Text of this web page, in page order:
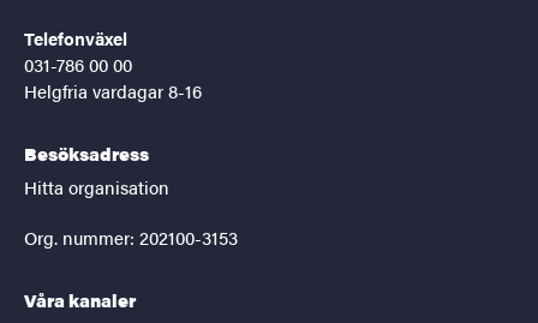
Telefonväxel
031-786 00 00
Helgfria vardagar 8-16
Besöksadress
Hitta organisation
Org. nummer: 202100-3153
Våra kanaler